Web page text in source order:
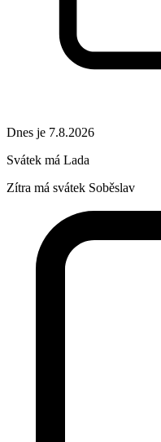
Dnes je 7.8.2026
Svátek má Lada
Zítra má svátek Soběslav